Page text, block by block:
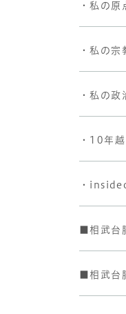
・私の原
・私の宗
・私の政
・10年
・
■相武台
■相武台